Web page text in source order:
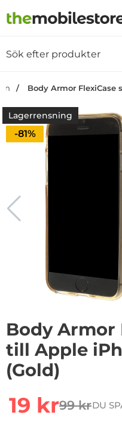
Startsidan
Body Armor FlexiCase
Lagerrensning
Priset är nedsatt med
-81%
Body Armor
till Apple
(Gold)
rea pris
19 krtidigare
99 krDU